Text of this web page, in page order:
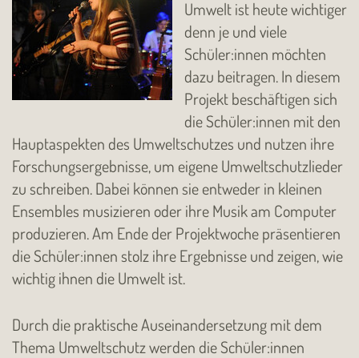
Umwelt ist heute wichtiger
denn je und viele
Schüler:innen möchten
dazu beitragen. In diesem
Projekt beschäftigen sich
die Schüler:innen mit den
Hauptaspekten des Umweltschutzes und nutzen ihre
Forschungsergebnisse, um eigene Umweltschutzlieder
zu schreiben. Dabei können sie entweder in kleinen
Ensembles musizieren oder ihre Musik am Computer
produzieren. Am Ende der Projektwoche präsentieren
die Schüler:innen stolz ihre Ergebnisse und zeigen, wie
wichtig ihnen die Umwelt ist.
Durch die praktische Auseinandersetzung mit dem
Thema Umweltschutz werden die Schüler:innen